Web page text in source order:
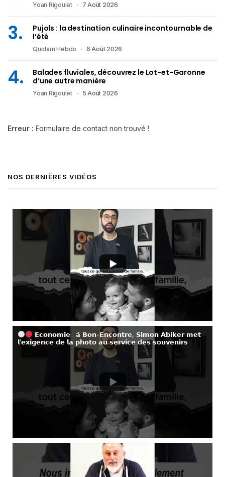
Yoan Rigoulet 7 Août 2026
Pujols : la destination culinaire incontournable de
l’été
Quidam Hebdo 6 Août 2026
Balades fluviales, découvrez le Lot-et-Garonne
d’une autre manière
Yoan Rigoulet 5 Août 2026
Erreur : Formulaire de contact non trouvé !
NOS DERNIÈRES VIDÉOS
𝗘𝗰𝗼𝗻𝗼𝗺𝗶𝗲 : 𝗮̀ 𝗕𝗼𝗻-𝗘𝗻𝗰𝗼𝗻𝘁𝗿𝗲, 𝗦𝗶𝗺𝗼𝗻 𝗔𝗯𝗶𝗸𝗲𝗿 𝗺𝗲𝘁
𝗹’𝗲𝘅𝗶𝗴𝗲𝗻𝗰𝗲 𝗱𝗲 𝗹𝗮 𝗽𝗵𝗼𝘁𝗼 𝗮𝘂 𝘀𝗲𝗿𝘃𝗶𝗰𝗲 𝗱𝗲𝘀 𝘀𝗼𝘂𝘃𝗲𝗻𝗶𝗿𝘀